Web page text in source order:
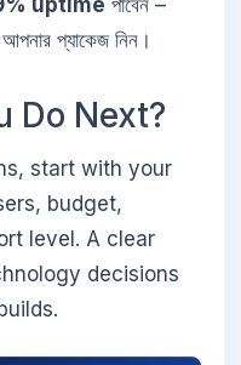
uptime পাবেন –
প্যাকেজ নিন।
Do Next?
start with your
budget,
level. A clear
decisions